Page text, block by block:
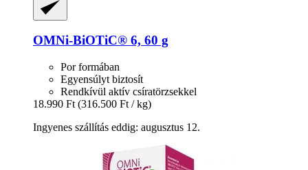
OMNi-BiOTiC® 6, 60 g
Por formában
Egyensúlyt biztosít
Rendkívül aktív csíratörzsekkel
18.990 Ft (316.500 Ft / kg)
Ingyenes szállítás eddig: augusztus 12.